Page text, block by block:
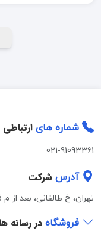
شماره های ارتباطی
021-91093361
آدرس شرکت
تهران، خ طالقانی، بعد از م
فروشگاه در رسانه